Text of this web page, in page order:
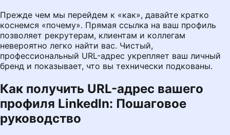
Прежде чем мы перейдем к «как», давайте кратко
коснемся «почему». Прямая ссылка на ваш профиль
позволяет рекрутерам, клиентам и коллегам
невероятно легко найти вас. Чистый,
профессиональный URL-адрес укрепляет ваш личный
бренд и показывает, что вы технически подкованы.
Как получить URL-адрес вашего
профиля LinkedIn: Пошаговое
руководство